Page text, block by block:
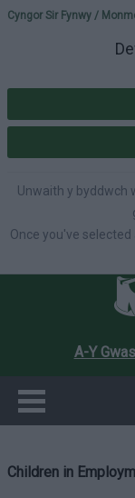
Please
Cyngor Sir Fynwy /
Unwaith y byddwch
Once you've
A-Y
Children in